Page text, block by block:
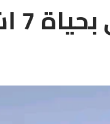
بولمان